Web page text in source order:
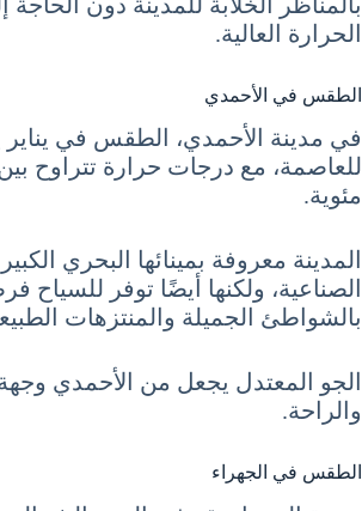
الحرارة العالية.
الطقس في الأحمدي
في مدينة الأحمدي، الطقس في يناير
مئوية.
المدينة معروفة بمينائها البحري
الصناعية، ولكنها أيضًا توفر للسياح
بالشواطئ الجميلة والمنتزهات
الجو المعتدل يجعل من الأحمدي وجهة
والراحة.
الطقس في الجهراء